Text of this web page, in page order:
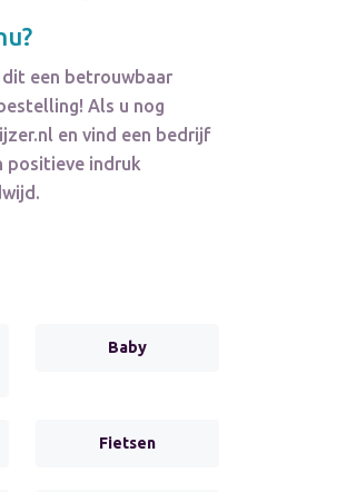
een betrouwbaar
Als u nog
en vind een bedrijf
positieve indruk
Baby
Fietsen